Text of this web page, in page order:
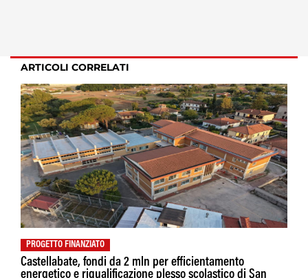
ARTICOLI CORRELATI
PROGETTO FINANZIATO
Castellabate, fondi da 2 mln per efficientamento
energetico e riqualificazione plesso scolastico di San